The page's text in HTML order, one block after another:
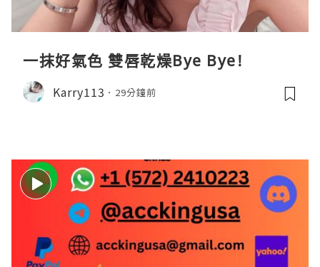
一抹好氣色 雙唇乾燥Bye Bye!
Karry113 29分鐘前